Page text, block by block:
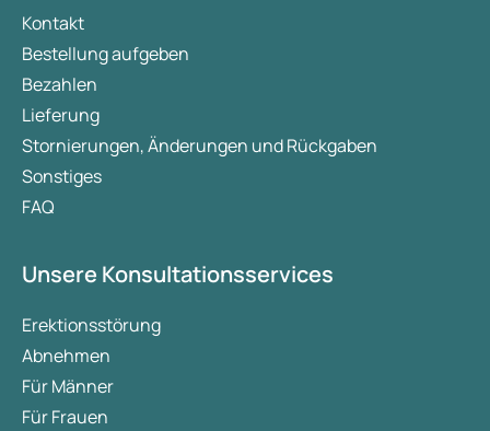
Kontakt
Bestellung aufgeben
Bezahlen
Lieferung
Stornierungen, Änderungen und Rückgaben
Sonstiges
FAQ
Unsere Konsultationsservices
Erektionsstörung
Abnehmen
Für Männer
Für Frauen